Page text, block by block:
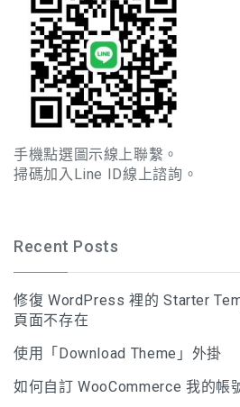
手機點選圖示線上聯繫。
掃碼加入Line ID線上諮詢。
Recent Posts
修復 WordPress 裡的 Starter
頁面不存在
使用「Download Theme」外掛
如何自訂 WooCommerce 我的帳